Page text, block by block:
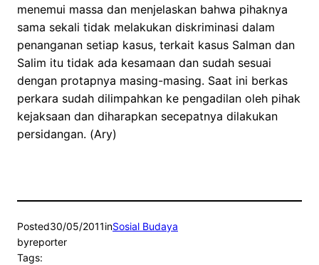
menemui massa dan menjelaskan bahwa pihaknya
sama sekali tidak melakukan diskriminasi dalam
penanganan setiap kasus, terkait kasus Salman dan
Salim itu tidak ada kesamaan dan sudah sesuai
dengan protapnya masing-masing. Saat ini berkas
perkara sudah dilimpahkan ke pengadilan oleh pihak
kejaksaan dan diharapkan secepatnya dilakukan
persidangan. (Ary)
Posted30/05/2011inSosial Budaya
byreporter
Tags: